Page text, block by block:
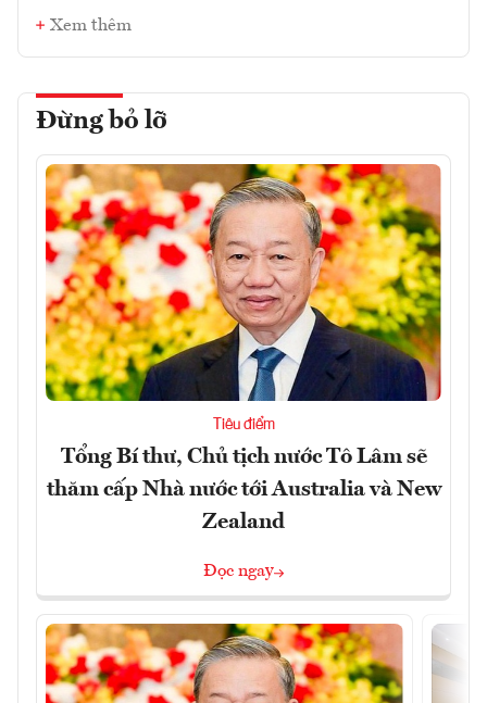
Xem thêm
Đừng bỏ lỡ
Tiêu điểm
Tổng Bí thư, Chủ tịch nước Tô Lâm sẽ
thăm cấp Nhà nước tới Australia và New
Zealand
Đọc ngay